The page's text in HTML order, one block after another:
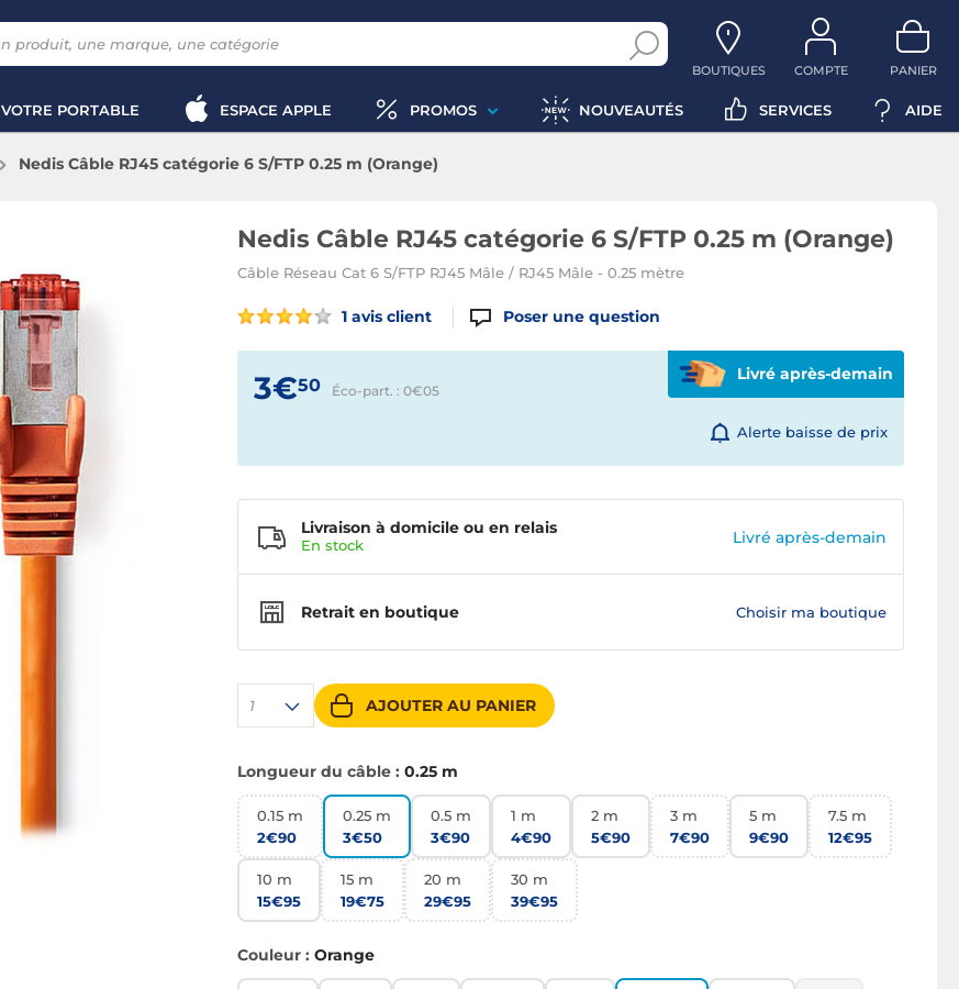
BOUTIQUES COMPTE PANIER
VOTRE PORTABLE ESPACE APPLE PROMOS NOUVEAUTÉS SERVICES AIDE
Nedis Câble RJ45 catégorie 6 S/FTP 0.25 m (Orange)
Nedis Câble RJ45 catégorie 6 S/FTP 0.25 m (Orange)
Câble Réseau Cat 6 S/FTP RJ45 Mâle / RJ45 Mâle - 0.25 mètre
1 avis client Poser une question
3€50 Éco-part. : 0€05
Livré après-demain
Alerte baisse de prix
1 AJOUTER AU PANIER
Livraison à domicile ou en relais
En stock Livré après-demain
Retrait en boutique Choisir ma boutique
Longueur du câble : 0.25 m
0.15 m
2€90
0.25 m
3€50
0.5 m
3€90
1 m
4€90
2 m
5€90
3 m
7€90
5 m
9€90
7.5 m
12€95
10 m
15€95
15 m
19€75
20 m
29€95
30 m
39€95
Couleur : Orange